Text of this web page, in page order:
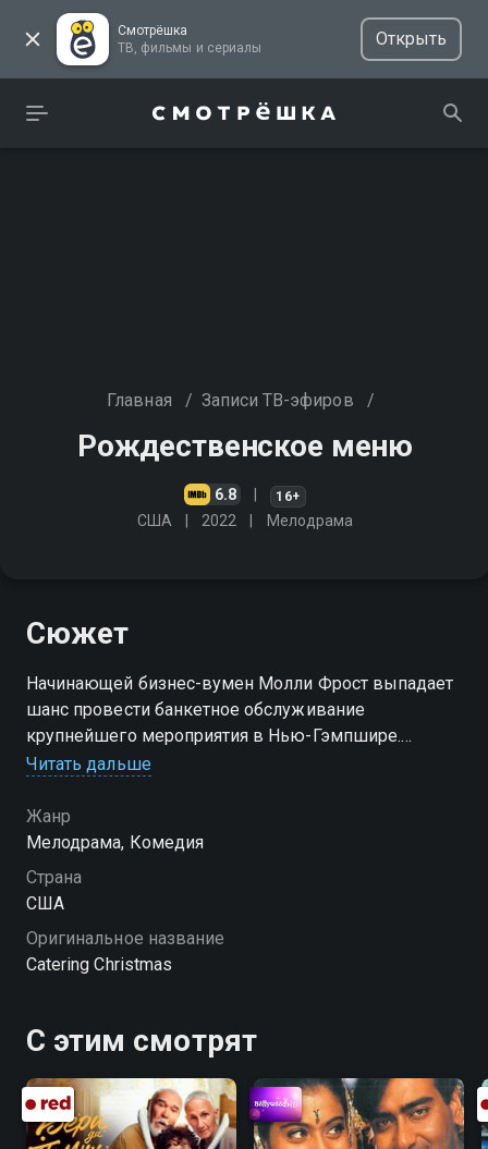
Смотрёшка
ТВ, фильмы и сериалы
Открыть
Главная / Записи ТВ-эфиров /
Рождественское меню
6.8 16+
США 2022 Мелодрама
Сюжет
Начинающей бизнес-вумен Молли Фрост выпадает
шанс провести банкетное обслуживание
крупнейшего мероприятия в Нью-Гэмпшире.
Удастся ли ей справиться с непростой задачей, и что
Читать дальше
Жанр
Мелодрама, Комедия
Страна
США
Оригинальное название
Catering Christmas
С этим смотрят